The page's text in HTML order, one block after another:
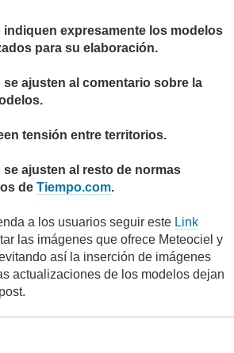
indiquen expresamente los modelos
para su elaboración.
se ajusten al comentario sobre la
tensión entre territorios.
se ajusten al resto de normas
de Tiempo.com.
a los usuarios seguir este Link
las imágenes que ofrece Meteociel y
así la inserción de imágenes
actualizaciones de los modelos dejan